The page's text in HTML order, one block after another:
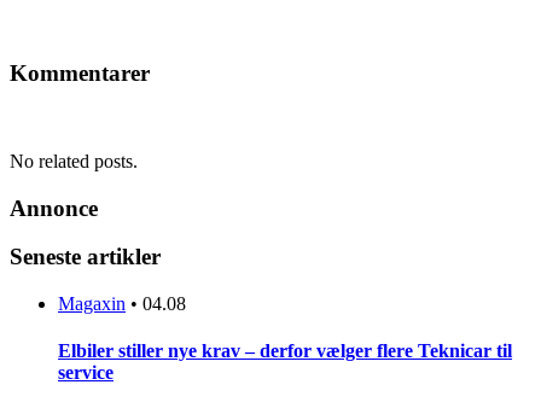
Kommentarer
No related posts.
Annonce
Seneste artikler
Magaxin • 04.08
Elbiler stiller nye krav – derfor vælger flere Teknicar til
service